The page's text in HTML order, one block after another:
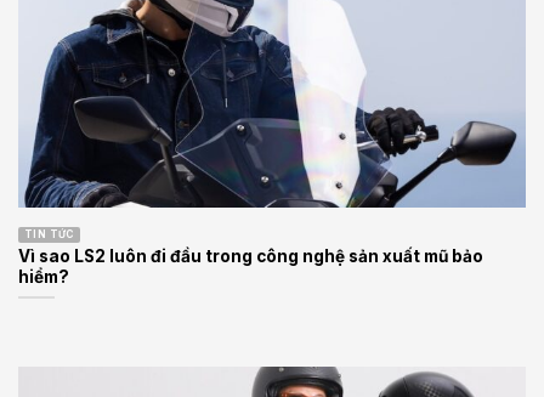
TIN TỨC
Vì sao LS2 luôn đi đầu trong công nghệ sản xuất mũ bảo
hiểm?